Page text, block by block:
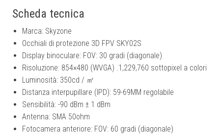
Scheda tecnica
Marca: Skyzone
Occhiali di protezione 3D FPV SKY02S
Display binoculare: FOV: 30 gradi (diagonale)
Risoluzione: 854×480 (WVGA) .1,229,760 sottopixel a colori
Luminosità: 350cd / ㎡
Distanza interpupillare (IPD): 59-69MM regolabile
Sensibilità: -90 dBm ± 1 dBm
Antenna: SMA 50ohm
Fotocamera anteriore: FOV: 60 gradi (diagonale)